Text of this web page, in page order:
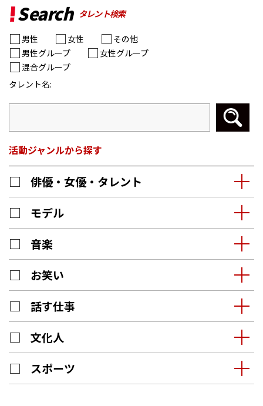
Search タレント検索
タレント名:
男性 女性
その他
男性グループ
女性グループ
混合グループ
活動ジャンルから探す
俳優・女優・タレント
モデル
音楽
お笑い
話す仕事
文化人
スポーツ